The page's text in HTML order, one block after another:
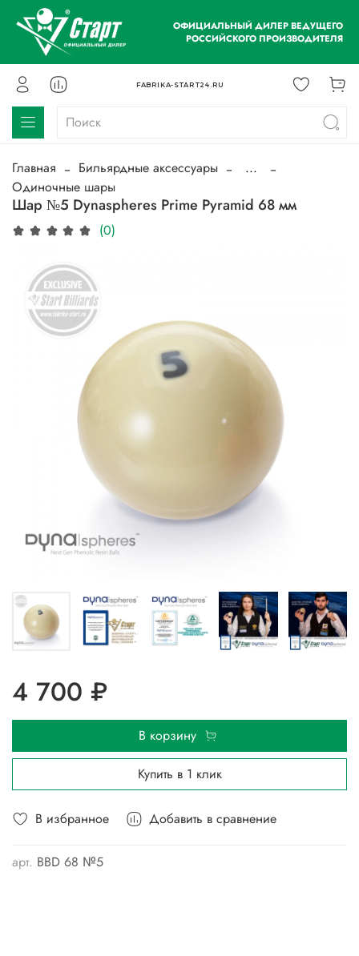
ОФИЦИАЛЬНЫЙ ДИЛЕР ВЕДУЩЕГО
РОССИЙСКОГО ПРОИЗВОДИТЕЛЯ
FABRIKA-START24.RU
Главная Бильярдные аксессуары
...
Одиночные шары
Шар №5 Dynaspheres Prime Pyramid 68 мм
(0)
В избранное Добавить в сравнение
арт. BBD 68 №5
4 700 ₽
В корзину
Купить в 1 клик